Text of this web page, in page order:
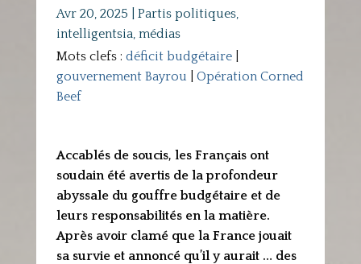
Avr 20, 2025
Partis politiques,
intelligentsia, médias
Mots clefs : déficit budgétaire|
gouvernement Bayrou
Opération Corned
Beef
Accablés de soucis, les Français ont
soudain été avertis de la profondeur
abyssale du gouffre budgétaire et de
leurs responsabilités en la matière.
Après avoir clamé que la France jouait
sa survie et annoncé qu’il y aurait … des